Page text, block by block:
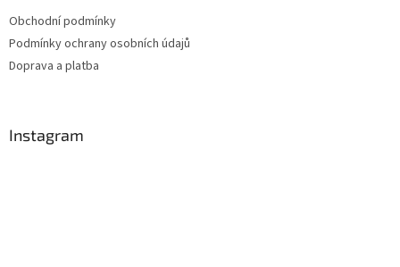
Obchodní podmínky
Podmínky ochrany osobních údajů
Doprava a platba
Instagram